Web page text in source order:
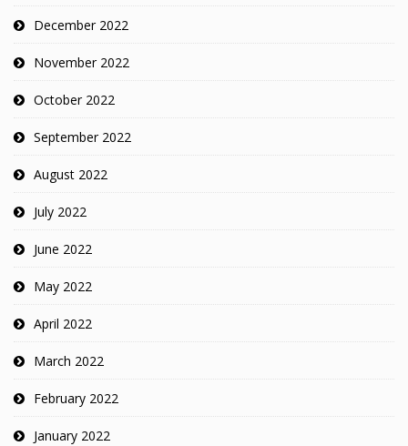
December 2022
November 2022
October 2022
September 2022
August 2022
July 2022
June 2022
May 2022
April 2022
March 2022
February 2022
January 2022